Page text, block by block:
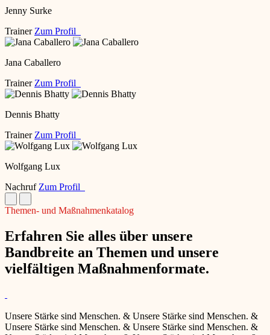
Jenny Surke
Trainer Zum Profil
Jana Caballero
Trainer Zum Profil
Dennis Bhatty
Trainer Zum Profil
Wolfgang Lux
Nachruf Zum Profil
Themen- und Maßnahmenkatalog
Erfahren Sie alles über unsere
Bandbreite an Themen und unsere
vielfältigen Maßnahmenformate.
Unsere Stärke sind Menschen. & Unsere Stärke sind Menschen. &
Unsere Stärke sind Menschen. & Unsere Stärke sind Menschen. &